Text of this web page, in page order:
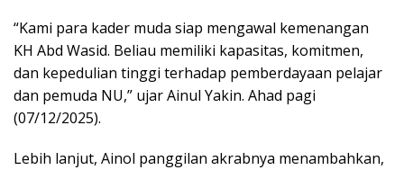
“Kami para kader muda siap mengawal kemenangan
KH Abd Wasid. Beliau memiliki kapasitas, komitmen,
dan kepedulian tinggi terhadap pemberdayaan pelajar
dan pemuda NU,” ujar Ainul Yakin. Ahad pagi
(07/12/2025).
Lebih lanjut, Ainol panggilan akrabnya menambahkan,